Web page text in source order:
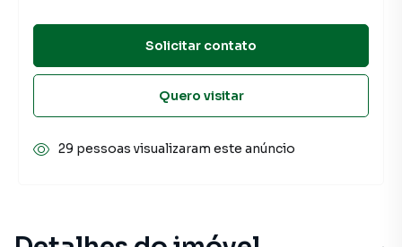
Solicitar contato
Quero visitar
29 pessoas visualizaram este anúncio